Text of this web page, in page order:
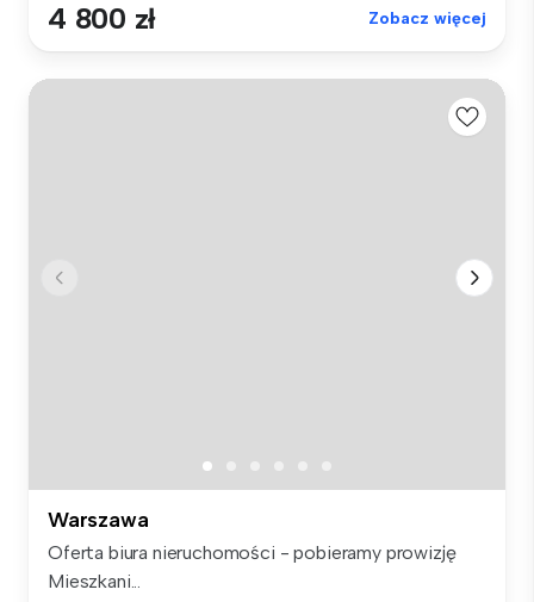
4 800 zł Zobacz więcej
Warszawa
Oferta biura nieruchomości - pobieramy prowizję
Mieszkani...